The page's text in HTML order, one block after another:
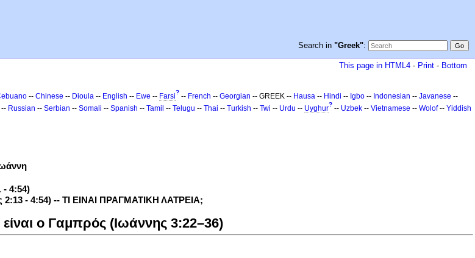
Search in "Greek":
This page in HTML4 - Print - Bottom
-- Chinese -- Dioula -- English -- Ewe -- Farsi? -- French -- Georgian -- GREEK -- Hausa -- Hindi -- Igbo -- Indonesian -- Javanese --
-- Russian -- Serbian -- Somali -- Spanish -- Tamil -- Telugu -- Thai -- Turkish -- Twi -- Urdu -- Uyghur? -- Uzbek -- Vietnamese -- Wolof-- Yiddish
4:54)
- 4:54) -- ΤΙ ΕΙΝΑΙ ΠΡΑΓΜΑΤΙΚΗ ΛΑΤΡΕΙΑ;
ο Γαμπρός (Ιωάννης 3:22–36)